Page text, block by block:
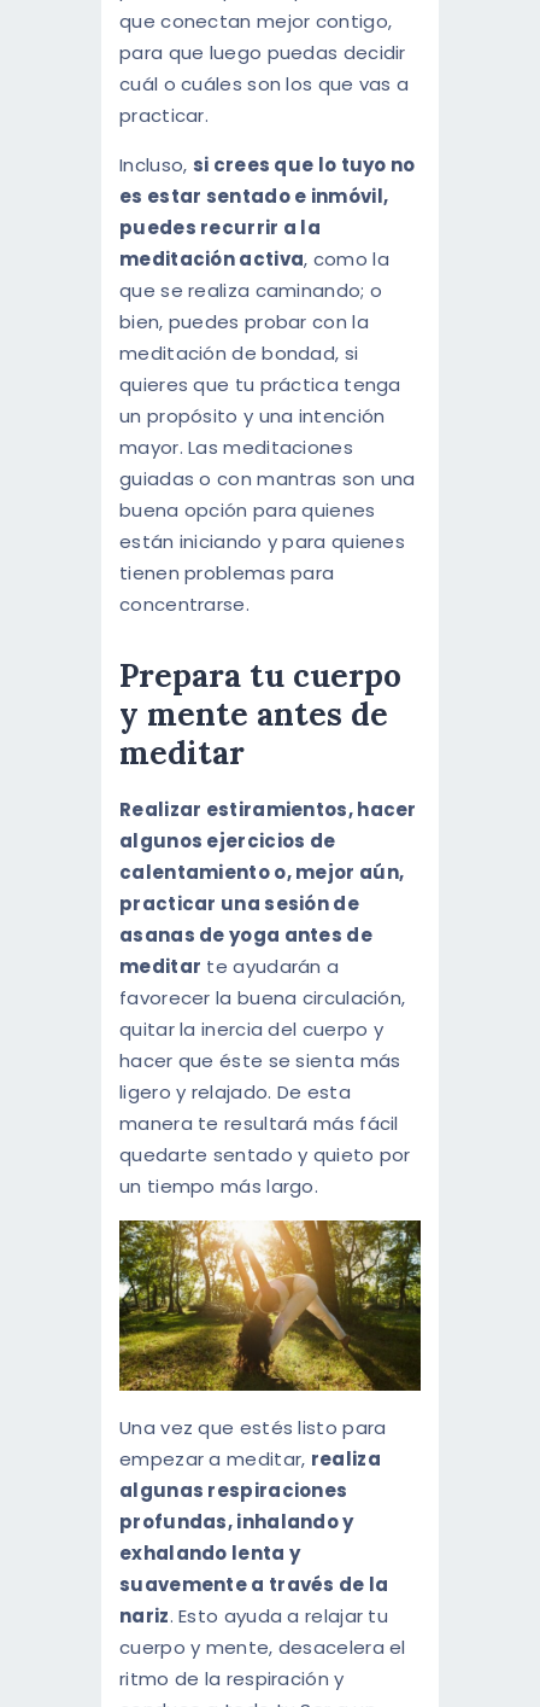
que conectan mejor contigo,
para que luego puedas decidir
cuál o cuáles son los que vas a
practicar.
Incluso, si crees que lo tuyo no
es estar sentado e inmóvil,
puedes recurrir a la
meditación activa, como la
que se realiza caminando; o
bien, puedes probar con la
meditación de bondad, si
quieres que tu práctica tenga
un propósito y una intención
mayor. Las meditaciones
guiadas o con mantras son una
buena opción para quienes
están iniciando y para quienes
tienen problemas para
concentrarse.
Prepara tu cuerpo
y mente antes de
meditar
Realizar estiramientos, hacer
algunos ejercicios de
calentamiento o, mejor aún,
practicar una sesión de
asanas de yoga antes de
meditar te ayudarán a
favorecer la buena circulación,
quitar la inercia del cuerpo y
hacer que éste se sienta más
ligero y relajado. De esta
manera te resultará más fácil
quedarte sentado y quieto por
un tiempo más largo.
Una vez que estés listo para
empezar a meditar, realiza
algunas respiraciones
profundas, inhalando y
exhalando lenta y
suavemente a través de la
nariz. Esto ayuda a relajar tu
cuerpo y mente, desacelera el
ritmo de la respiración y